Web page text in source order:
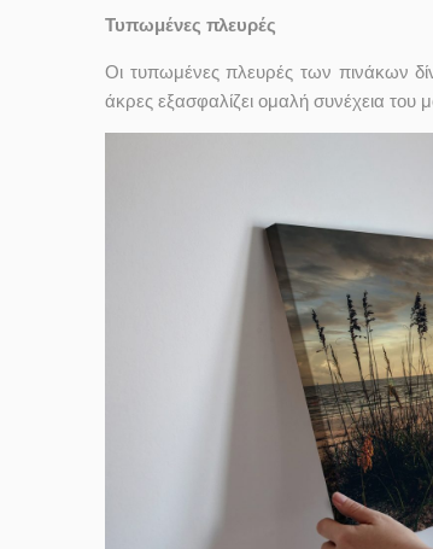
Τυπωμένες πλευρές
Οι τυπωμένες πλευρές των πινάκων
άκρες εξασφαλίζει ομαλή συνέχεια του